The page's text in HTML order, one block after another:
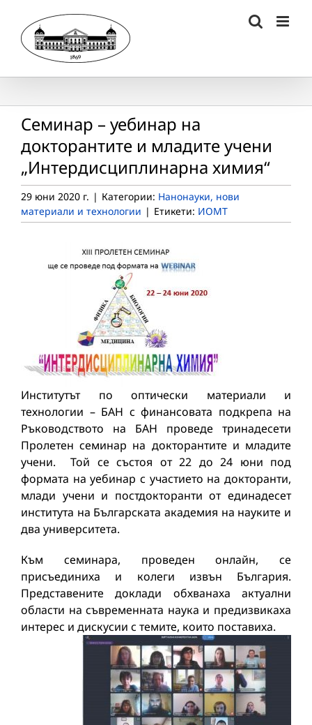
content
Семинар – уебинар на
докторантите и младите учени
„Интердисциплинарна химия“
29 юни 2020 г. | Категории: Нанонауки, нови
материали и технологии | Етикети: ИОМТ
Институтът по оптически материали и
технологии – БАН с финансовата подкрепа на
Ръководството на БАН проведе тринадесети
Пролетен семинар на докторантите и младите
учени. Той се състоя от 22 до 24 юни под
формата на уебинар с участието на докторанти,
млади учени и постдокторанти от единадесет
института на Българската академия на науките и
два университета.
Към семинара, проведен онлайн, се
присъединиха и колеги извън България.
Представените доклади обхванаха актуални
области на съвременната наука и предизвикаха
интерес и дискусии с темите, които поставиха.